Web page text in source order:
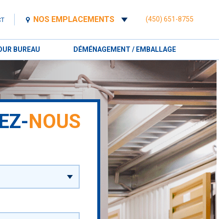
NOS EMPLACEMENTS (450) 651-8755
BUREAU DÉMÉNAGEMENT / EMBALLAGE
NOUS